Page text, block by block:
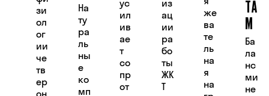
зи
ол
ог
ии
че
тв
ер
он
На
ту
ра
ль
ны
е
ко
мп
ус
ил
ив
ае
т
со
пр
от
из
ац
ии
ра
бо
ты
ЖК
Т
же
ва
те
ль
на
я
на
ТА
М
Ба
ла
нс
ми
не